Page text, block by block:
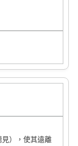
），使其遠離